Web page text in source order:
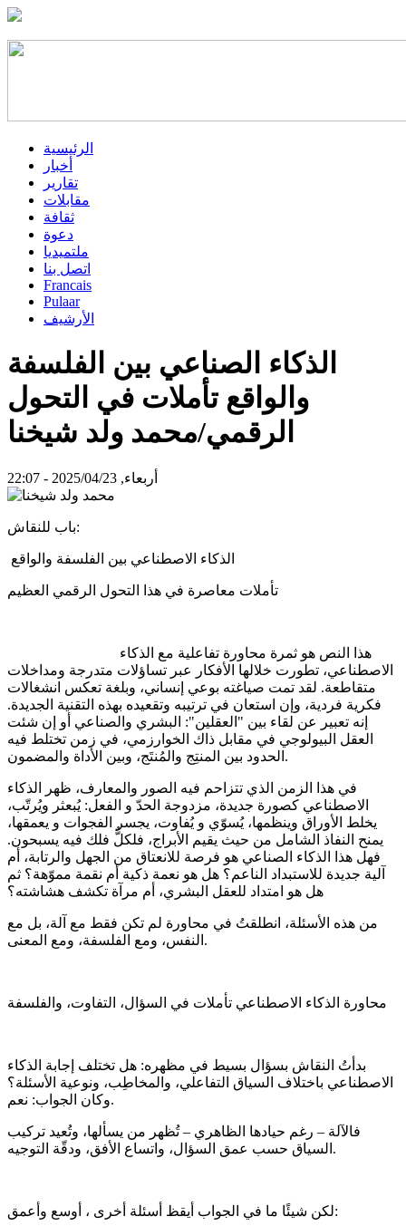
الرئيسية
أخبار
تقارير
مقابلات
ثقافة
دعوة
ملتميديا
اتصل بنا
Francais
Pulaar
الأرشيف
الذكاء الصناعي بين الفلسفة
والواقع تأملات في التحول
الرقمي/محمد ولد شيخنا
أربعاء, 2025/04/23 - 22:07
باب للنقاش:
الذكاء الاصطناعي بين الفلسفة والواقع
تأملات معاصرة في هذا التحول الرقمي العظيم
الاصطناعي، تطورت خلالها الأفكار عبر تساؤلات متدرجة ومداخلات
متقاطعة. لقد تمت صياغته بوعي إنساني، وبلغة تعكس انشغالات
فكرية فردية، وإن استعان في ترتيبه وتقعيده بهذه التقنية الجديدة.
إنه تعبير عن لقاء بين "العقلين": البشري والصناعي أو إن شئت
العقل البيولوجي في مقابل ذاك الخوارزمي، في زمن تختلط فيه
الحدود بين المنتِج والمُنتَج، وبين الأداة والمضمون.
في هذا الزمن الذي تتزاحم فيه الصور والمعارف، ظهر الذكاء
الاصطناعي كصورة جديدة، مزدوجة الحدّ و الفعل: يُبعثر ويُرتّب،
يخلط الأوراق وينظمها، يُسوّي و يُفاوت، يجسر الفجوات و يعمقها،
يمنح النفاذ الشامل من حيث يقيم الأبراج، فلكلٌّ فلك فيه يسبحون.
فهل هذا الذكاء الصناعي هو فرصة للانعتاق من الجهل والرتابة، أم
آلية جديدة للاستبداد الناعم؟ هل هو نعمة ذكية أم نقمة مموّهة؟ ثم
هل هو امتداد للعقل البشري، أم مرآة تكشف هشاشته؟
من هذه الأسئلة، انطلقتُ في محاورة لم تكن فقط مع آلة، بل مع
النفس، ومع الفلسفة، ومع المعنى.
محاورة الذكاء الاصطناعي تأملات في السؤال، التفاوت، والفلسفة
بدأتُ النقاش بسؤال بسيط في مظهره: هل تختلف إجابة الذكاء
الاصطناعي باختلاف السياق التفاعلي، والمخاطِب، ونوعية الأسئلة؟
وكان الجواب: نعم.
فالآلة – رغم حيادها الظاهري – تُظهر من يسألها، وتُعيد تركيب
السياق حسب عمق السؤال، واتساع الأفق، ودقّة التوجيه.
لكن شيئًا ما في الجواب أيقظ أسئلة أخرى ، أوسع وأعمق: